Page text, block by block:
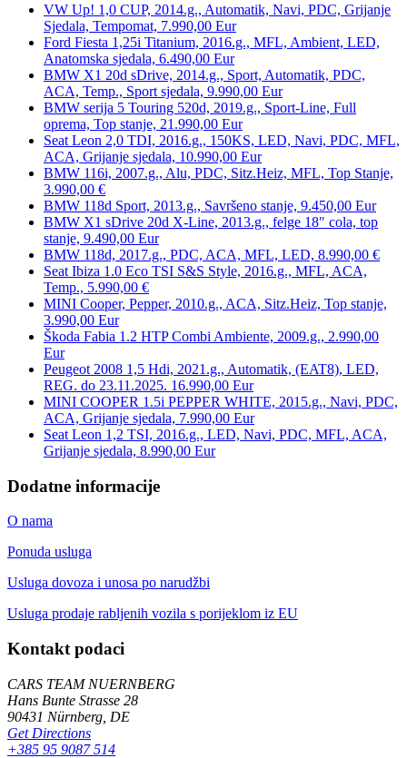
VW Up! 1,0 CUP, 2014.g., Automatik, Navi, PDC, Grijanje
Sjedala, Tempomat, 7.990,00 Eur
Ford Fiesta 1,25i Titanium, 2016.g., MFL, Ambient, LED,
Anatomska sjedala, 6.490,00 Eur
BMW X1 20d sDrive, 2014.g., Sport, Automatik, PDC,
ACA, Temp., Sport sjedala, 9.990,00 Eur
BMW serija 5 Touring 520d, 2019.g., Sport-Line, Full
oprema, Top stanje, 21.990,00 Eur
Seat Leon 2,0 TDI, 2016.g., 150KS, LED, Navi, PDC, MFL,
ACA, Grijanje sjedala, 10.990,00 Eur
BMW 116i, 2007.g., Alu, PDC, Sitz.Heiz, MFL, Top Stanje,
3.990,00 €
BMW 118d Sport, 2013.g., Savršeno stanje, 9.450,00 Eur
BMW X1 sDrive 20d X-Line, 2013.g., felge 18″ cola, top
stanje, 9.490,00 Eur
BMW 118d, 2017.g., PDC, ACA, MFL, LED, 8.990,00 €
Seat Ibiza 1.0 Eco TSI S&S Style, 2016.g., MFL, ACA,
Temp., 5.990,00 €
MINI Cooper, Pepper, 2010.g., ACA, Sitz.Heiz, Top stanje,
3.990,00 Eur
Škoda Fabia 1.2 HTP Combi Ambiente, 2009.g., 2.990,00
Eur
Peugeot 2008 1,5 Hdi, 2021.g., Automatik, (EAT8), LED,
REG. do 23.11.2025. 16.990,00 Eur
MINI COOPER 1.5i PEPPER WHITE, 2015.g., Navi, PDC,
ACA, Grijanje sjedala, 7.990,00 Eur
Seat Leon 1,2 TSI, 2016.g., LED, Navi, PDC, MFL, ACA,
Grijanje sjedala, 8.990,00 Eur
Dodatne informacije
O nama
Ponuda usluga
Usluga dovoza i unosa po narudžbi
Usluga prodaje rabljenih vozila s porijeklom iz EU
Kontakt podaci
CARS TEAM NUERNBERG
Hans Bunte Strasse 28
90431 Nürnberg, DE
Get Directions
+385 95 9087 514